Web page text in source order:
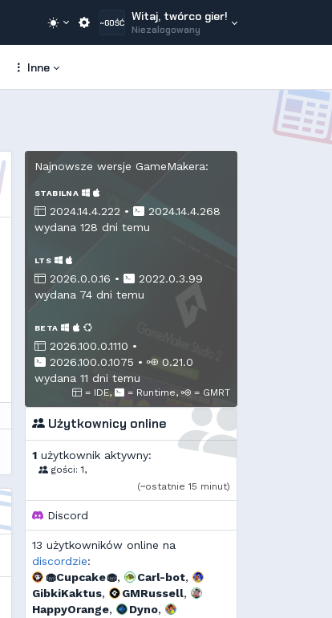
~GOŚĆ Witaj, twórco gier!
Niezalogowany
Inne
Najnowsze wersje GameMakera:
STABILNA
2024.14.4.222 •
2024.14.4.268
wydana 128 dni temu
LTS
2026.0.0.16 •
2022.0.3.99
wydana 74 dni temu
BETA
2026.100.0.1110 •
2026.100.0.1075 •
0.21.0
wydana 11 dni temu
= IDE, = Runtime, = GMRT
Użytkownicy online
1 użytkownik aktywny:
gości: 1,
(~ostatnie 15 minut)
Discord
13 użytkowników online na
discordzie:
🧁Cupcake🧁, Carl-bot,
GibkiKaktus, GMRussell,
HappyOrange, Dyno,